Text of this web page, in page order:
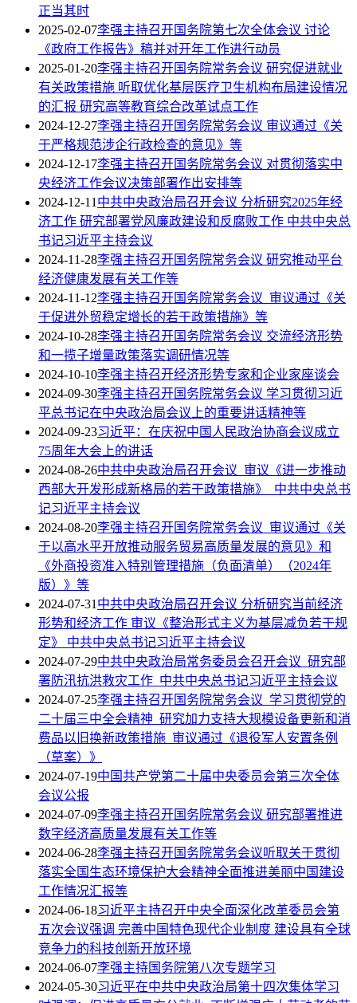
正当其时
2025-02-07李强主持召开国务院第七次全体会议 讨论
《政府工作报告》稿并对开年工作进行动员
2025-01-20李强主持召开国务院常务会议 研究促进就业
有关政策措施 听取优化基层医疗卫生机构布局建设情况
的汇报 研究高等教育综合改革试点工作
2024-12-27李强主持召开国务院常务会议 审议通过《关
于严格规范涉企行政检查的意见》等
2024-12-17李强主持召开国务院常务会议 对贯彻落实中
央经济工作会议决策部署作出安排等
2024-12-11中共中央政治局召开会议 分析研究2025年经
济工作 研究部署党风廉政建设和反腐败工作 中共中央总
书记习近平主持会议
2024-11-28李强主持召开国务院常务会议 研究推动平台
经济健康发展有关工作等
2024-11-12李强主持召开国务院常务会议 审议通过《关
于促进外贸稳定增长的若干政策措施》等
2024-10-28李强主持召开国务院常务会议 交流经济形势
和一揽子增量政策落实调研情况等
2024-10-10李强主持召开经济形势专家和企业家座谈会
2024-09-30李强主持召开国务院常务会议 学习贯彻习近
平总书记在中央政治局会议上的重要讲话精神等
2024-09-23习近平：在庆祝中国人民政治协商会议成立
75周年大会上的讲话
2024-08-26中共中央政治局召开会议 审议《进一步推动
西部大开发形成新格局的若干政策措施》 中共中央总书
记习近平主持会议
2024-08-20李强主持召开国务院常务会议 审议通过《关
于以高水平开放推动服务贸易高质量发展的意见》和
《外商投资准入特别管理措施（负面清单）（2024年
版）》等
2024-07-31中共中央政治局召开会议 分析研究当前经济
形势和经济工作 审议《整治形式主义为基层减负若干规
定》 中共中央总书记习近平主持会议
2024-07-29中共中央政治局常务委员会召开会议 研究部
署防汛抗洪救灾工作 中共中央总书记习近平主持会议
2024-07-25李强主持召开国务院常务会议 学习贯彻党的
二十届三中全会精神 研究加力支持大规模设备更新和消
费品以旧换新政策措施 审议通过《退役军人安置条例
（草案）》
2024-07-19中国共产党第二十届中央委员会第三次全体
会议公报
2024-07-09李强主持召开国务院常务会议 研究部署推进
数字经济高质量发展有关工作等
2024-06-28李强主持召开国务院常务会议听取关于贯彻
落实全国生态环境保护大会精神全面推进美丽中国建设
工作情况汇报等
2024-06-18习近平主持召开中央全面深化改革委员会第
五次会议强调 完善中国特色现代企业制度 建设具有全球
竞争力的科技创新开放环境
2024-06-07李强主持国务院第八次专题学习
2024-05-30习近平在中共中央政治局第十四次集体学习